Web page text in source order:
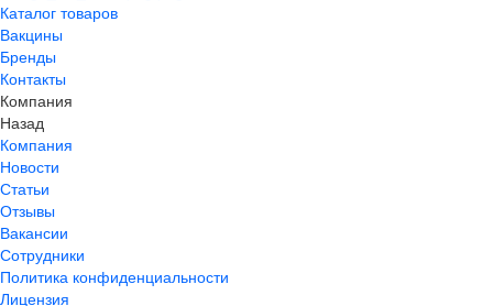
Каталог товаров
Вакцины
Бренды
Контакты
Компания
Назад
Компания
Новости
Статьи
Отзывы
Вакансии
Сотрудники
Политика конфиденциальности
Лицензия